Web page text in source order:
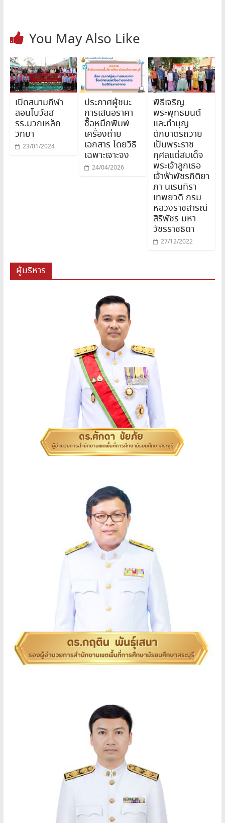
You May Also Like
เปิดสนามกีฬา
ลอนโบว์ลส
รร.มวกเหล็ก
วิทยา
23/01/2024
ประกาศผู้ชนะ
การเสนอราคา
ซื้อหมึกพิมพ์
เครื่องถ่าย
เอกสาร โดยวิธี
เฉพาะเจาะจง
24/04/2026
พิธีเจริญ
พระพุทธมนต์
และทำบุญ
ตักบาตรถวาย
เป็นพระราช
กุศลแด่สมเด็จ
พระเจ้าลูกเธอ
เจ้าฟ้าพัชรกิติยา
ภา นเรนทิรา
เทพยวดี กรม
หลวงราชสาริณี
สิริพัชร มหา
วัชรราชธิดา
27/12/2022
ผู้บริหาร